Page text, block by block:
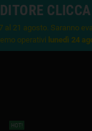
CLICCA
al 21 agosto. Saranno
operativi lunedì 24
HOT!